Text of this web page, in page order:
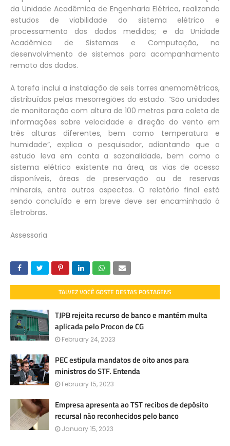
da Unidade Acadêmica de Engenharia Elétrica, realizando
estudos de viabilidade do sistema elétrico e
processamento dos dados medidos; e da Unidade
Acadêmica de Sistemas e Computação, no
desenvolvimento de sistemas para acompanhamento
remoto dos dados.
A tarefa inclui a instalação de seis torres anemométricas,
distribuídas pelas mesorregiões do estado. “São unidades
de monitoração com altura de 100 metros para coleta de
informações sobre velocidade e direção do vento em
três alturas diferentes, bem como temperatura e
humidade”, explica o pesquisador, adiantando que o
estudo leva em conta a sazonalidade, bem como o
sistema elétrico existente na área, as vias de acesso
disponíveis, áreas de preservação ou de reservas
minerais, entre outros aspectos. O relatório final está
sendo concluído e em breve deve ser encaminhado à
Eletrobras.
Assessoria
TALVEZ VOCÊ GOSTE DESTAS POSTAGENS
TJPB rejeita recurso de banco e mantém multa
aplicada pelo Procon de CG
February 24, 2023
PEC estipula mandatos de oito anos para
ministros do STF. Entenda
February 15, 2023
Empresa apresenta ao TST recibos de depósito
recursal não reconhecidos pelo banco
January 15, 2023